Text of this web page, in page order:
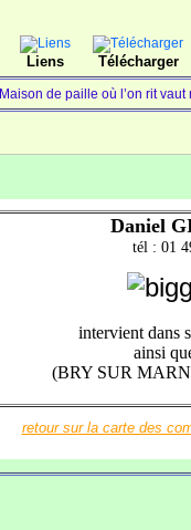
Liens Télécharger
Maison de paille où l’on rit
Daniel
tél : 01
intervient dans
ainsi
(BRY SUR
retour sur la carte des